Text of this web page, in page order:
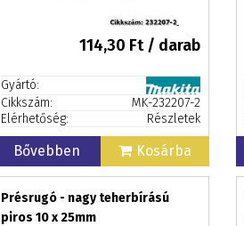
114,30 Ft / darab
Gyártó:
Cikkszám:
MK-232207-2
Elérhetőség:
Részletek
Bővebben Kosárba
Présrugó - nagy teherbírású
piros 10 x 25mm